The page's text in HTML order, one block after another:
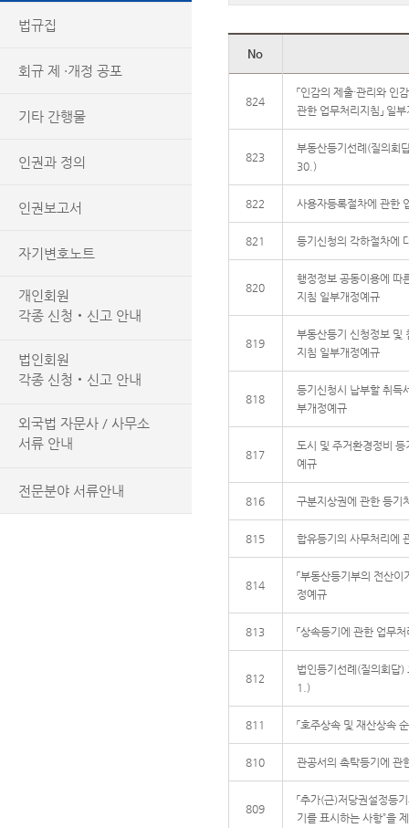
법규집
회규 제 ·개정 공포
기타 간행물
인권과 정의
인권보고서
자기변호노트
개인회원
각종 신청‧신고 안내
법인회원
각종 신청‧신고 안내
외국법 자문사 / 사무소
서류 안내
전문분야 서류안내
No
824
「인감의 제출·관리와 인
관한 업무처리지침」 일
823
부동산등기선례(질의
30.)
822 사용자등록절차에 관한
821 등기신청의 각하절차에
820
행정정보 공동이용에 따
지침 일부개정예규
819
부동산등기 신청정보 및
지침 일부개정예규
818
등기신청시 납부할 취득
부개정예규
817
도시 및 주거환경정비
예규
816 구분지상권에 관한 등기
815 합유등기의 사무처리에
814
「부동산등기부의 전산이
정예규
813 「상속등기에 관한 업무
812
법인등기선례(질의회
1.)
811 「호주상속 및 재산상속
810 관공서의 촉탁등기에 관
809
「추가(근)저당권설정등
기를 표시하는 사항”을